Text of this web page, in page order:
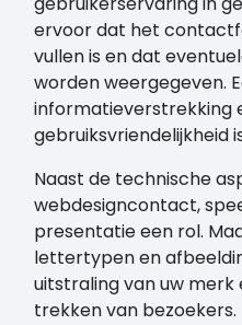
ervoor dat het
vullen is en dat
worden weergegeven.
informatieverstrekking
gebruiksvriendelijkheid
Naast de technische
webdesigncontact,
presentatie een rol.
lettertypen en
uitstraling van uw merk
trekken van bezoekers.